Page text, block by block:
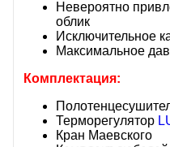
Невероятно
облик
Исключительное
Максимальное
Комплектация:
Терморегулятор
Кран Маевского